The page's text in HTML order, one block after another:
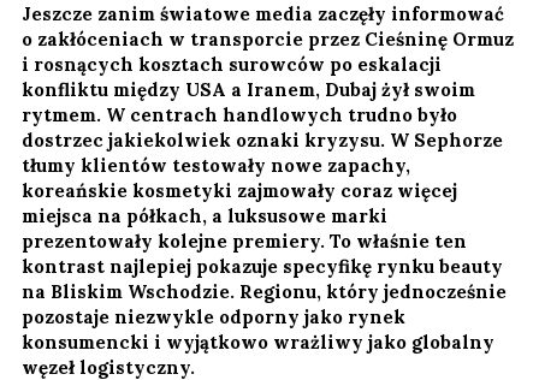
Jeszcze zanim światowe media zaczęły informować
o zakłóceniach w transporcie przez Cieśninę Ormuz
i rosnących kosztach surowców po eskalacji
konfliktu między USA a Iranem, Dubaj żył swoim
rytmem. W centrach handlowych trudno było
dostrzec jakiekolwiek oznaki kryzysu. W Sephorze
tłumy klientów testowały nowe zapachy,
koreańskie kosmetyki zajmowały coraz więcej
miejsca na półkach, a luksusowe marki
prezentowały kolejne premiery. To właśnie ten
kontrast najlepiej pokazuje specyfikę rynku beauty
na Bliskim Wschodzie. Regionu, który jednocześnie
pozostaje niezwykle odporny jako rynek
konsumencki i wyjątkowo wrażliwy jako globalny
węzeł logistyczny.